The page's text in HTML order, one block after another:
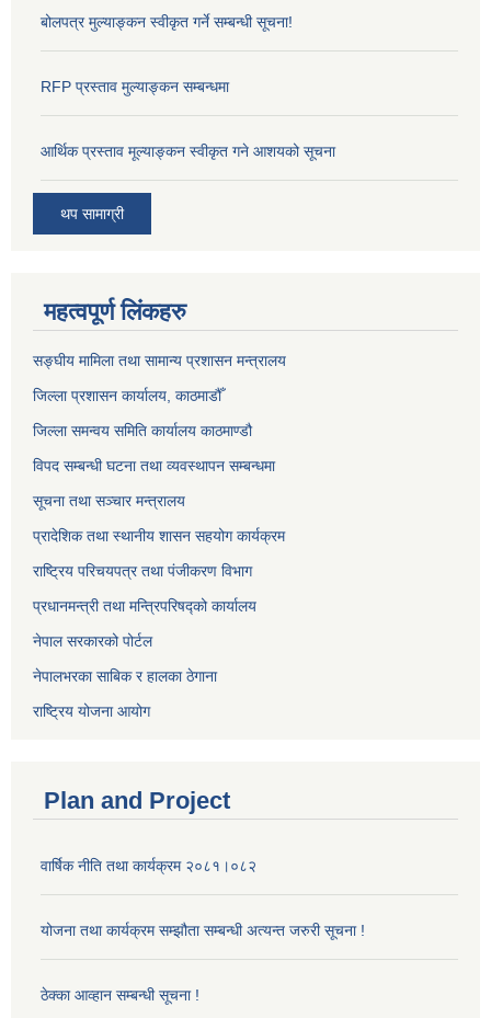
बोलपत्र मुल्याङ्कन स्वीकृत गर्ने सम्बन्धी सूचना!
RFP प्रस्ताव मुल्याङ्कन सम्बन्धमा
आर्थिक प्रस्ताव मूल्याङ्कन स्वीकृत गने आशयको सूचना
थप सामाग्री
महत्वपूर्ण लिंकहरु
सङ्‍घीय मामिला तथा सामान्य प्रशासन मन्त्रालय
जिल्ला प्रशासन कार्यालय, काठमाडौँ
जिल्ला समन्वय समिति कार्यालय काठमाण्ड‌ौ
विपद सम्बन्धी घटना तथा व्यवस्थापन सम्बन्धमा
सूचना तथा सञ्चार मन्त्रालय
प्रादेशिक तथा स्थानीय शासन सहयोग कार्यक्रम
राष्ट्रिय परिचयपत्र तथा पंजीकरण विभाग
प्रधानमन्त्री तथा मन्त्रिपरिषद्को कार्यालय
नेपाल सरकारको पोर्टल
नेपालभरका साबिक र हालका ठेगाना
राष्ट्रिय योजना आयोग
Plan and Project
वार्षिक नीति तथा कार्यक्रम २०८१।०८२
योजना तथा कार्यक्रम सम्झौता सम्बन्धी अत्यन्त जरुरी सूचना !
ठेक्का आव्हान सम्बन्धी सूचना !